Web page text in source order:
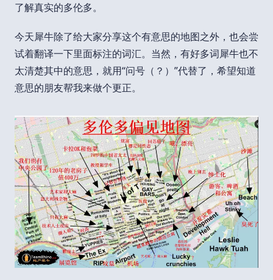
了解真实的多伦多。
今天犀牛除了给大家分享这个有意思的地图之外，也会尝
试着翻译一下里面标注的词汇。当然，有好多词犀牛也不
太清楚其中的意思，就用“问号（？）”代替了，希望知道
意思的朋友帮我来做个更正。